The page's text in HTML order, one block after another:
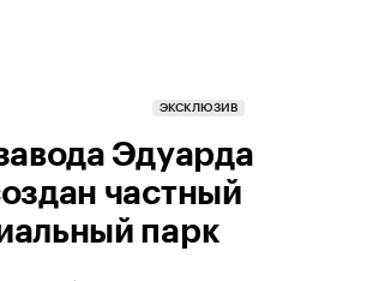
ЭКСКЛЮЗИВ
Эдуарда
частный
парк